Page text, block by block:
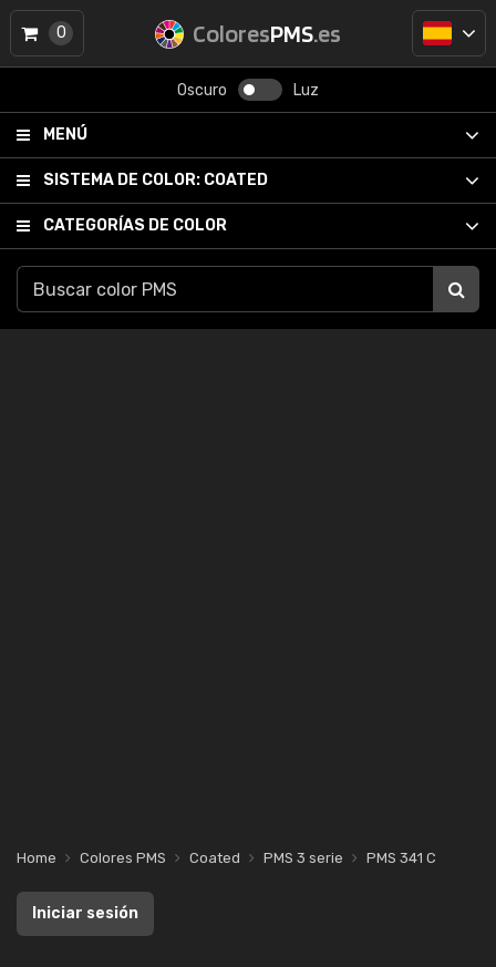
ColoresPMS.es
Oscuro Luz
MENÚ
SISTEMA DE COLOR: COATED
CATEGORÍAS DE COLOR
0
Home Colores PMS Coated PMS 3 serie PMS 341 C
Iniciar sesión